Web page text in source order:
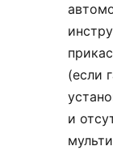
(если
и